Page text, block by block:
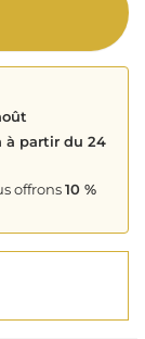
à partir du 24
offrons10 %